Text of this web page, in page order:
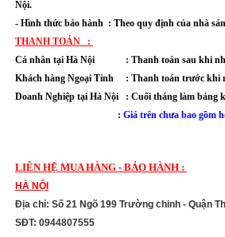
Nội.
- Hình thức bảo hành : Theo quy định của nhà
THANH TOÁN :
Cá nhân tại Hà Nội : Thanh toán sau khi
Khách hàng Ngoại Tỉnh : Thanh toán trước khi
Doanh Nghiệp tại Hà Nội : Cuối tháng làm bảng
: Giá trên chưa bao gồm
LIÊN HỆ MUA HÀNG - BẢO HÀNH :
HÀ NỘI
Địa chỉ: Số 21 Ngõ 199 Trường chinh - Quận
SĐT: 0944807555